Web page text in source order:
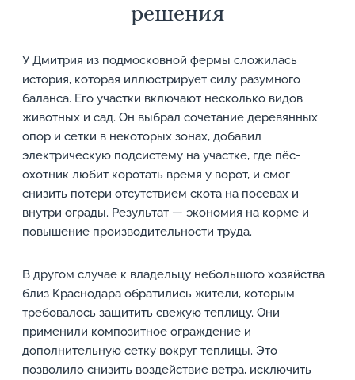
решения
У Дмитрия из подмосковной фермы сложилась
история, которая иллюстрирует силу разумного
баланса. Его участки включают несколько видов
животных и сад. Он выбрал сочетание деревянных
опор и сетки в некоторых зонах, добавил
электрическую подсистему на участке, где пёс-
охотник любит коротать время у ворот, и смог
снизить потери отсутствием скота на посевах и
внутри ограды. Результат — экономия на корме и
повышение производительности труда.
В другом случае к владельцу небольшого хозяйства
близ Краснодара обратились жители, которым
требовалось защитить свежую теплицу. Они
применили композитное ограждение и
дополнительную сетку вокруг теплицы. Это
позволило снизить воздействие ветра, исключить